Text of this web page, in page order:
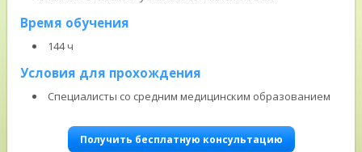
Время обучения
144 ч
Условия для прохождения
Специалисты со средним медицинским образованием
Получить бесплатную консультацию